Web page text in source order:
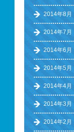
2014年8月
2014年7月
2014年6月
2014年5月
2014年4月
2014年3月
2014年2月